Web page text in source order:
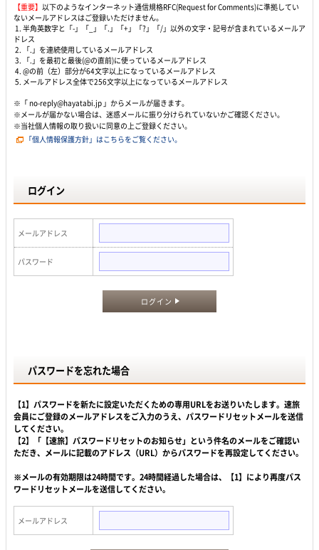
【重要】 以下のようなインターネット通信規格RFC(Request for Comments)に準拠してい
ないメールアドレスはご登録いただけません。
1. 半角英数字と「-」「_」「.」「+」「?」「/」以外の文字・記号が含まれているメールア
ドレス
2. 「.」を連続使用しているメールアドレス
3. 「.」を最初と最後(@の直前)に使っているメールアドレス
4. @の前（左）部分が64文字以上になっているメールアドレス
5. メールアドレス全体で256文字以上になっているメールアドレス
※「 no-reply@hayatabi.jp 」からメールが届きます。
※メールが届かない場合は、迷惑メールに振り分けられていないかご確認ください。
※当社個人情報の取り扱いに同意の上ご登録ください。
「個人情報保護方針」はこちらをご覧ください。
ログイン
メールアドレス
パスワード
ログイン
パスワードを忘れた場合
【1】パスワードを新たに設定いただくための専用URLをお送りいたします。速旅
会員にご登録のメールアドレスをご入力のうえ、パスワードリセットメールを送信
してください。
【2】「【速旅】パスワードリセットのお知らせ」という件名のメールをご確認い
ただき、メールに記載のアドレス（URL）からパスワードを再設定してください。
※メールの有効期限は24時間です。24時間経過した場合は、【1】により再度パス
ワードリセットメールを送信してください。
メールアドレス